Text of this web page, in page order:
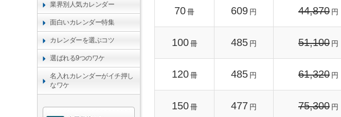
70冊 609 円 44,870 円
100 冊 485 円 51,100 円
120 冊 485 円 61,320 円
150 冊 477 円 75,300 円
業界別人気カレンダー
面白いカレンダー特集
カレンダーを選ぶコツ
選ばれる9つのワケ
名入れカレンダーがイチ押し
なワケ